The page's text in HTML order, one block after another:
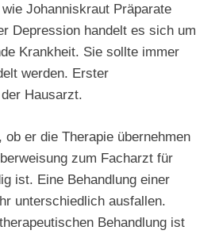
Johanniskraut Präparate
Depression handelt es sich um
Krankheit. Sie sollte immer
werden. Erster
Hausarzt.
er die Therapie übernehmen
zum Facharzt für
ist. Eine Behandlung einer
unterschiedlich ausfallen.
Behandlung ist